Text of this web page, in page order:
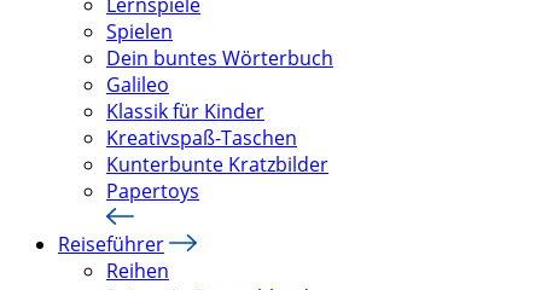
Spielen
Dein buntes Wörterbuch
Galileo
Klassik für Kinder
Kreativspaß-Taschen
Kunterbunte Kratzbilder
Papertoys
Reiseführer
Reihen